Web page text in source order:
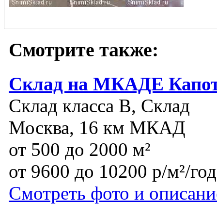
Смотрите также:
Склад на МКАДЕ
Склад класса B, Склад
Москва, 16 км МКАД
от 500 до 2000 м²
от 9600 до 10200 р/м²/год
Смотреть фото и